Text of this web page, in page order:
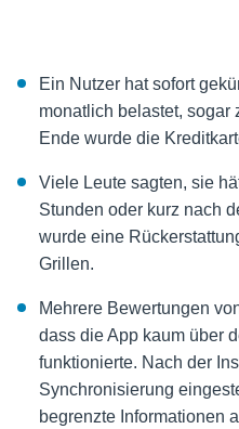
Ein Nutzer hat sofort
monatlich belastet, sogar
Ende wurde die
Viele Leute sagten, sie
Stunden oder kurz nach
wurde eine
Grillen.
Mehrere Bewertungen
dass die App kaum über
funktionierte. Nach der
Synchronisierung
begrenzte Informationen